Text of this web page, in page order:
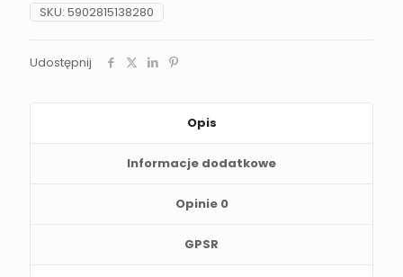
SKU: 5902815138280
Udostępnij
Opis
Informacje dodatkowe
Opinie 0
GPSR